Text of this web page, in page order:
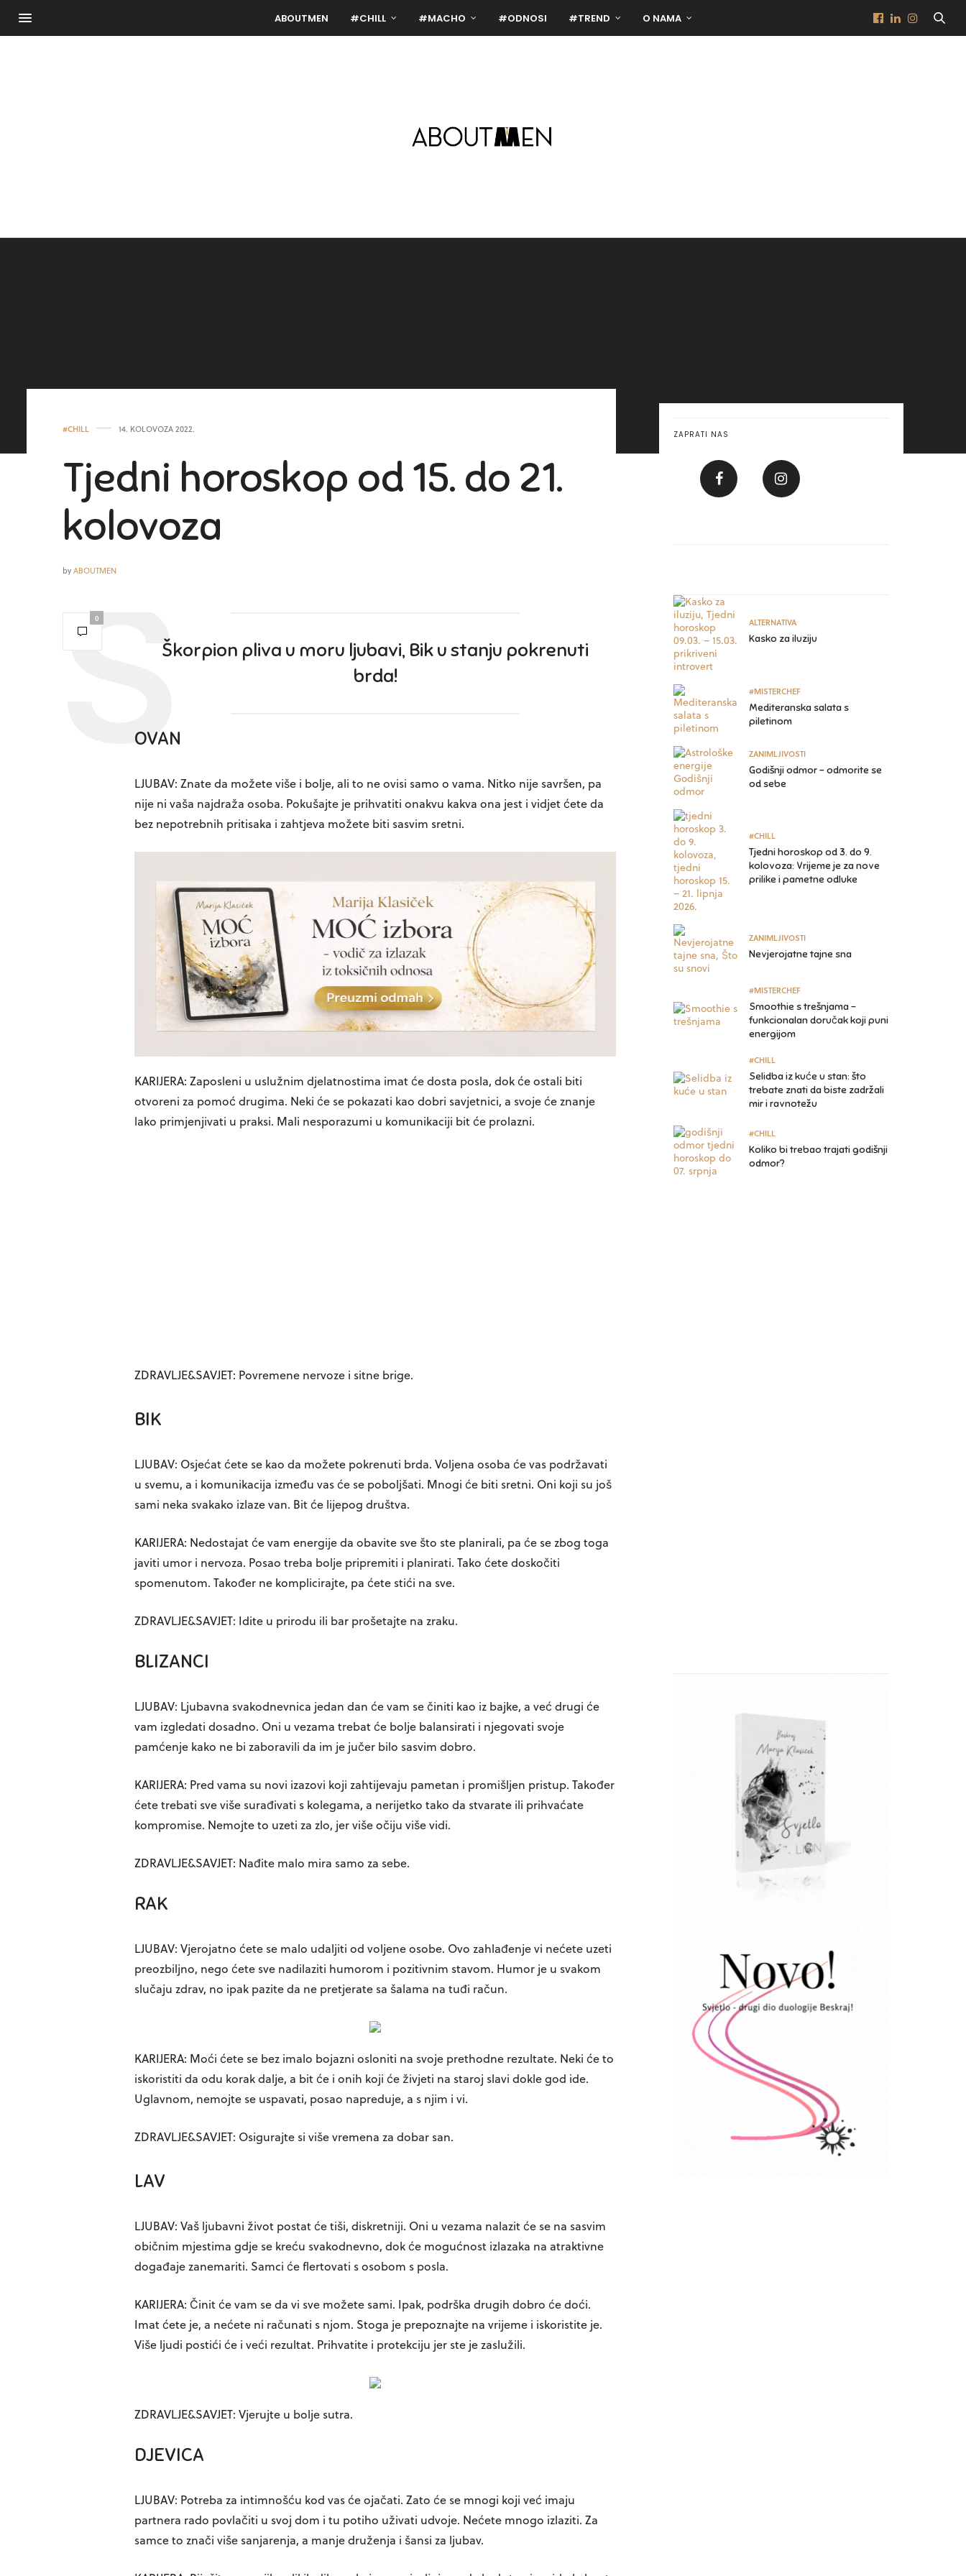
ABOUTMEN #CHILL #MACHO #ODNOSI #TREND O NAMA
#CHILL 14. KOLOVOZA 2022.
Tjedni horoskop od 15. do 21.
kolovoza
byABOUTMEN
0
Škorpion pliva u moru ljubavi, Bik u stanju pokrenuti
brda!
OVAN
LJUBAV: Znate da možete više i bolje, ali to ne ovisi samo o vama. Nitko nije savršen, pa
nije ni vaša najdraža osoba. Pokušajte je prihvatiti onakvu kakva ona jest i vidjet ćete da
bez nepotrebnih pritisaka i zahtjeva možete biti sasvim sretni.
KARIJERA: Zaposleni u uslužnim djelatnostima imat će dosta posla, dok će ostali biti
otvoreni za pomoć drugima. Neki će se pokazati kao dobri savjetnici, a svoje će znanje
lako primjenjivati u praksi. Mali nesporazumi u komunikaciji bit će prolazni.
ZDRAVLJE&SAVJET: Povremene nervoze i sitne brige.
BIK
LJUBAV: Osjećat ćete se kao da možete pokrenuti brda. Voljena osoba će vas podržavati
u svemu, a i komunikacija između vas će se poboljšati. Mnogi će biti sretni. Oni koji su još
sami neka svakako izlaze van. Bit će lijepog društva.
KARIJERA: Nedostajat će vam energije da obavite sve što ste planirali, pa će se zbog toga
javiti umor i nervoza. Posao treba bolje pripremiti i planirati. Tako ćete doskočiti
spomenutom. Također ne komplicirajte, pa ćete stići na sve.
ZDRAVLJE&SAVJET: Idite u prirodu ili bar prošetajte na zraku.
BLIZANCI
LJUBAV: Ljubavna svakodnevnica jedan dan će vam se činiti kao iz bajke, a već drugi će
vam izgledati dosadno. Oni u vezama trebat će bolje balansirati i njegovati svoje
pamćenje kako ne bi zaboravili da im je jučer bilo sasvim dobro.
KARIJERA: Pred vama su novi izazovi koji zahtijevaju pametan i promišljen pristup. Također
ćete trebati sve više surađivati s kolegama, a nerijetko tako da stvarate ili prihvaćate
kompromise. Nemojte to uzeti za zlo, jer više očiju više vidi.
ZDRAVLJE&SAVJET: Nađite malo mira samo za sebe.
RAK
LJUBAV: Vjerojatno ćete se malo udaljiti od voljene osobe. Ovo zahlađenje vi nećete uzeti
preozbiljno, nego ćete sve nadilaziti humorom i pozitivnim stavom. Humor je u svakom
slučaju zdrav, no ipak pazite da ne pretjerate sa šalama na tuđi račun.
KARIJERA: Moći ćete se bez imalo bojazni osloniti na svoje prethodne rezultate. Neki će to
iskoristiti da odu korak dalje, a bit će i onih koji će živjeti na staroj slavi dokle god ide.
Uglavnom, nemojte se uspavati, posao napreduje, a s njim i vi.
ZDRAVLJE&SAVJET: Osigurajte si više vremena za dobar san.
LAV
LJUBAV: Vaš ljubavni život postat će tiši, diskretniji. Oni u vezama nalazit će se na sasvim
običnim mjestima gdje se kreću svakodnevno, dok će mogućnost izlazaka na atraktivne
događaje zanemariti. Samci će flertovati s osobom s posla.
KARIJERA: Činit će vam se da vi sve možete sami. Ipak, podrška drugih dobro će doći.
Imat ćete je, a nećete ni računati s njom. Stoga je prepoznajte na vrijeme i iskoristite je.
Više ljudi postići će i veći rezultat. Prihvatite i protekciju jer ste je zaslužili.
ZDRAVLJE&SAVJET: Vjerujte u bolje sutra.
DJEVICA
LJUBAV: Potreba za intimnošću kod vas će ojačati. Zato će se mnogi koji već imaju
partnera rado povlačiti u svoj dom i tu potiho uživati udvoje. Nećete mnogo izlaziti. Za
samce to znači više sanjarenja, a manje druženja i šansi za ljubav.
ZAPRATI NAS
ALTERNATIVA
Kasko za iluziju
#MISTERCHEF
Mediteranska salata s
piletinom
ZANIMLJIVOSTI
Godišnji odmor – odmorite se
od sebe
#CHILL
Tjedni horoskop od 3. do 9.
kolovoza: Vrijeme je za nove
prilike i pametne odluke
ZANIMLJIVOSTI
Nevjerojatne tajne sna
#MISTERCHEF
Smoothie s trešnjama –
funkcionalan doručak koji puni
energijom
#CHILL
Selidba iz kuće u stan: što
trebate znati da biste zadržali
mir i ravnotežu
#CHILL
Koliko bi trebao trajati godišnji
odmor?